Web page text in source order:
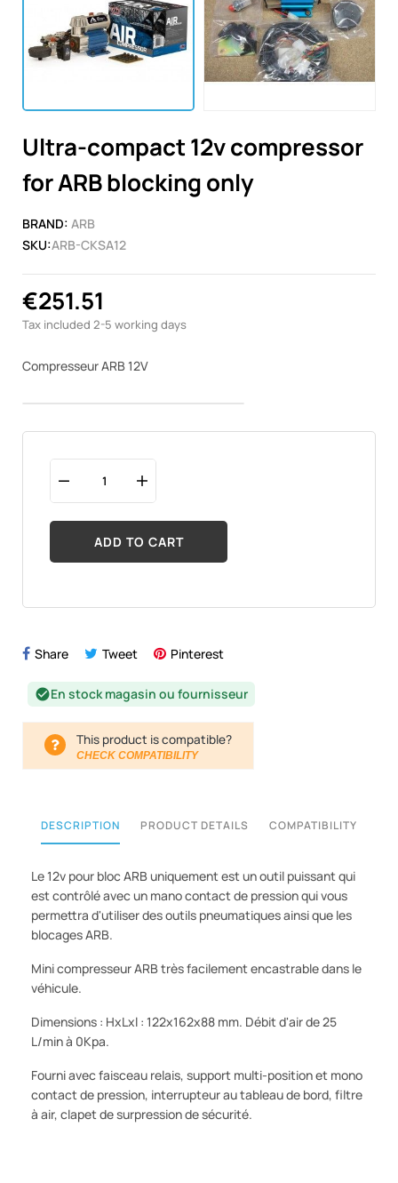
Ultra-compact 12v compressor
for ARB blocking only
BRAND: ARB
SKU:ARB-CKSA12
€251.51
Tax included 2-5 working days
Compresseur ARB 12V
ADD TO CART
Share Tweet Pinterest
check_circleEn stock magasin ou fournisseur
This product is compatible?
CHECK COMPATIBILITY
DESCRIPTION PRODUCT DETAILS COMPATIBILITY
Le 12v pour bloc ARB uniquement est un outil puissant qui
est contrôlé avec un mano contact de pression qui vous
permettra d'utiliser des outils pneumatiques ainsi que les
blocages ARB.
Mini compresseur ARB très facilement encastrable dans le
véhicule.
Dimensions : HxLxl : 122x162x88 mm. Débit d'air de 25
L/min à 0Kpa.
Fourni avec faisceau relais, support multi-position et mono
contact de pression, interrupteur au tableau de bord, filtre
à air, clapet de surpression de sécurité.